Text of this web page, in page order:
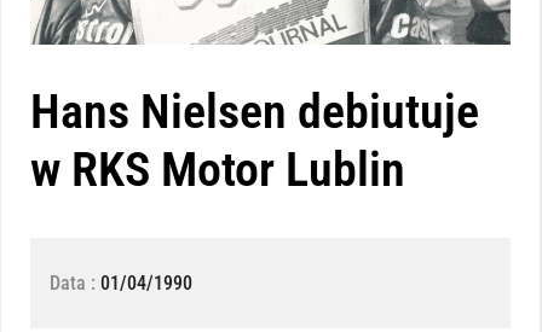
Hans Nielsen debiutuje
w RKS Motor Lublin
Data : 01/04/1990